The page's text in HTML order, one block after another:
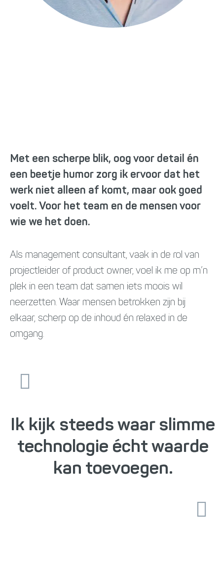
Patrick van der Zwan
Met een scherpe blik, oog voor detail én
een beetje humor zorg ik ervoor dat het
werk niet alleen af komt, maar ook goed
voelt. Voor het team en de mensen voor
wie we het doen.
Als management consultant, vaak in de rol van
projectleider of product owner, voel ik me op m’n
plek in een team dat samen iets moois wil
neerzetten. Waar mensen betrokken zijn bij
elkaar, scherp op de inhoud én relaxed in de
omgang.
Ik kijk steeds waar slimme
technologie écht waarde
kan toevoegen.